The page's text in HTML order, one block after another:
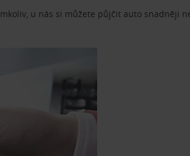
u nás si můžete půjčit auto snadněji